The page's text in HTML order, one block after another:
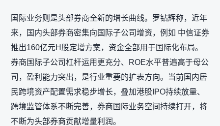
国际业务则是头部券商全新的增长曲线。罗钻辉称，近年
来，国内头部券商密集向国际子公司增资，例如 中信证券
推出160亿元H股定增方案，资金全部用于国际化布局。
券商国际子公司杠杆运用更充分、ROE水平普遍高于母公
司，盈利能力突出，是行业重要的扩表方向。当前国内居
民跨境资产配置需求稳步增长，叠加港股IPO持续放量、
跨境监管体系不断完善，券商国际业务空间持续打开，将
不断为头部券商贡献增量利润。